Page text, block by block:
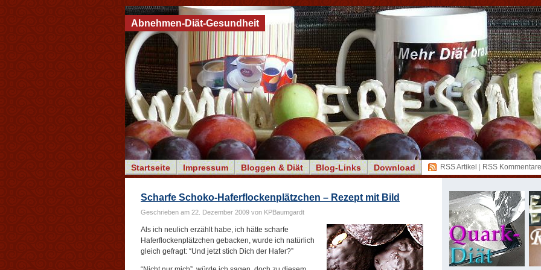
Startseite Impressum Bloggen & Diät Blog-Links Download RSS Artikel RSS Kommentare
Abnehmen-Diät-Gesundheit
Scharfe Schoko-Haferflockenplätzchen – Rezept mit Bild
Geschrieben am 22. Dezember 2009 von KPBaumgardt
Als ich neulich erzählt habe, ich hätte scharfe
Haferflockenplätzchen gebacken, wurde ich natürlich
gleich gefragt: “Und jetzt stich Dich der Hafer?”